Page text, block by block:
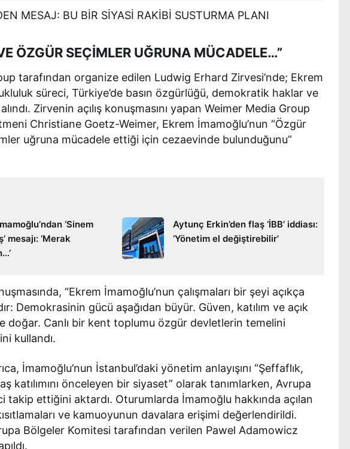
MESAJ: BU BİR SİYASİ RAKİBİ SUSTURMA PLANI
ÖZGÜR SEÇİMLER UĞRUNA MÜCADELE…”
tarafından organize edilen Ludwig Erhard Zirvesi’nde; Ekrem
süreci, Türkiye’de basın özgürlüğü, demokratik haklar ve
Zirvenin açılış konuşmasını yapan Weimer Media Group
Christiane Goetz-Weimer, Ekrem İmamoğlu’nun “Özgür
uğruna mücadele ettiği için cezaevinde bulunduğunu”
‘Sinem
mesajı: ‘Merak
Aytunç Erkin’den flaş ‘İBB’ iddiası:
‘Yönetim el değiştirebilir’
“Ekrem İmamoğlu’nun çalışmaları bir şeyi açıkça
Demokrasinin gücü aşağıdan büyür. Güven, katılım ve açık
doğar. Canlı bir kent toplumu özgür devletlerin temelini
kullandı.
İmamoğlu’nun İstanbul’daki yönetim anlayışını “Şeffaflık,
katılımını önceleyen bir siyaset” olarak tanımlarken, Avrupa
takip ettiğini aktardı. Oturumlarda İmamoğlu hakkında açılan
ve kamuoyunun davalara erişimi değerlendirildi.
Bölgeler Komitesi tarafından verilen Pawel Adamowicz